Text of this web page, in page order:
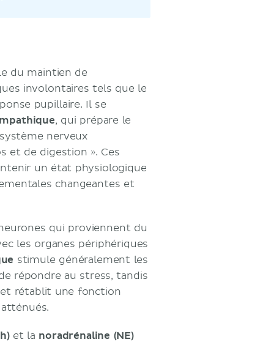
du maintien de
involontaires tels que le
pupillaire. Il se
, qui prépare le
nerveux
et de digestion ». Ces
un état physiologique
changeantes et
qui proviennent du
les organes périphériques
stimule généralement les
répondre au stress, tandis
rétablit une fonction
et la noradrénaline (NE)